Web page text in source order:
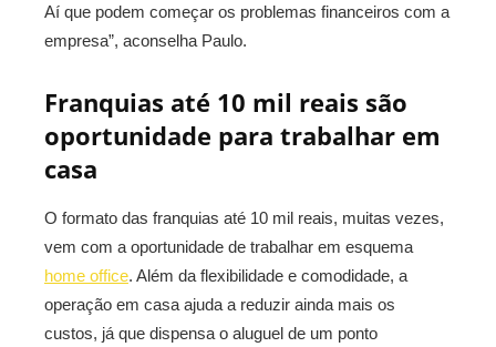
Aí que podem começar os problemas financeiros com a
empresa”, aconselha Paulo.
Franquias até 10 mil reais são
oportunidade para trabalhar em
casa
O formato das franquias até 10 mil reais, muitas vezes,
vem com a oportunidade de trabalhar em esquema
home office. Além da flexibilidade e comodidade, a
operação em casa ajuda a reduzir ainda mais os
custos, já que dispensa o aluguel de um ponto